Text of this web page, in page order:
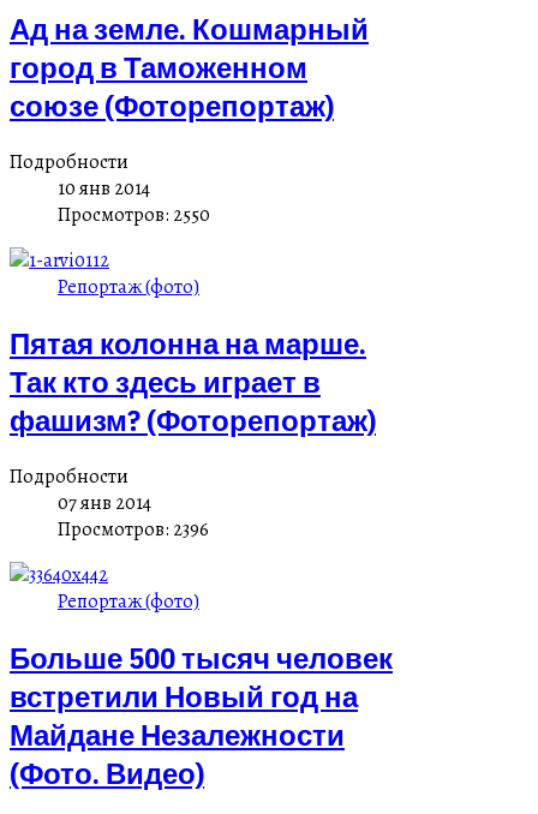
Ад на земле. Кошмарный
город в Таможенном
союзе (Фоторепортаж)
Подробности
10 янв 2014
Просмотров: 2550
Репортаж (фото)
Пятая колонна на марше.
Так кто здесь играет в
фашизм? (Фоторепортаж)
Подробности
07 янв 2014
Просмотров: 2396
Репортаж (фото)
Больше 500 тысяч человек
встретили Новый год на
Майдане Незалежности
(Фото. Видео)